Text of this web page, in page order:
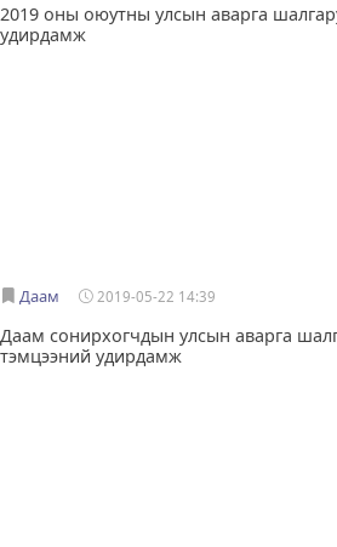
2019 оны оюутны улсын аварга
удирдамж
Даам 2019-05-22 14:39
Даам сонирхогчдын улсын аварга
тэмцээний удирдамж